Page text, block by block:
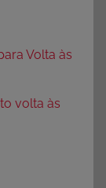
Volta às
volta às